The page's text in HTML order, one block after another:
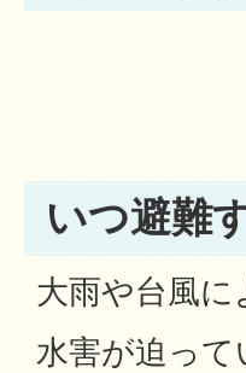
いつ避難
大雨や台風
水害が迫っ